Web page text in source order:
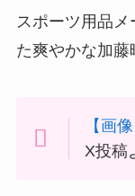
スポーツ用品メ
た爽やかな加藤
【画
X投稿